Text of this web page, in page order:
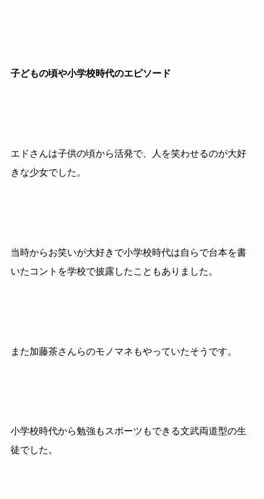
子どもの頃や小学校時代のエピソード
エドさんは子供の頃から活発で、人を笑わせるのが大好
きな少女でした。
当時からお笑いが大好きで小学校時代は自らで台本を書
いたコントを学校で披露したこともありました。
また加藤茶さんらのモノマネもやっていたそうです。
小学校時代から勉強もスポーツもできる文武両道型の生
徒でした。